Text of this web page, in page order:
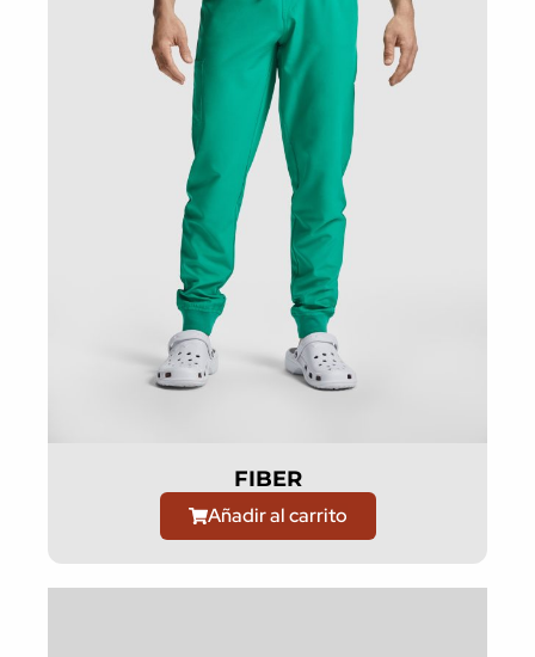
FIBER
Añadir al carrito